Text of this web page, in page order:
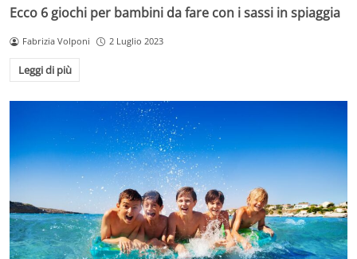
Ecco 6 giochi per bambini da fare con i sassi in spiaggia
Fabrizia Volponi 2 Luglio 2023
Leggi di più